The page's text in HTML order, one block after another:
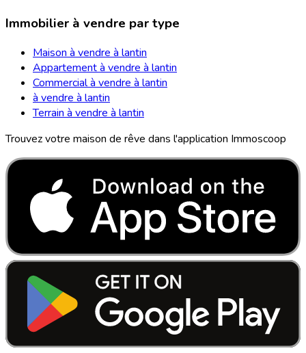
Immobilier à vendre par type
Maison à vendre à lantin
Appartement à vendre à lantin
Commercial à vendre à lantin
à vendre à lantin
Terrain à vendre à lantin
Trouvez votre maison de rêve dans l'application Immoscoop